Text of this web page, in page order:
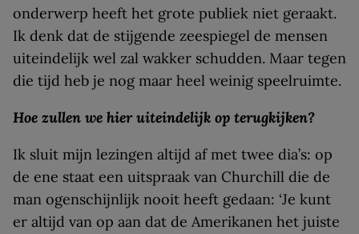
onderwerp heeft het grote publiek niet geraakt.
Ik denk dat de stijgende zeespiegel de mensen
uiteindelijk wel zal wakker schudden. Maar tegen
die tijd heb je nog maar heel weinig speelruimte.
Hoe zullen we hier uiteindelijk op terugkijken?
Ik sluit mijn lezingen altijd af met twee dia’s: op
de ene staat een uitspraak van Churchill die de
man ogenschijnlijk nooit heeft gedaan: ‘Je kunt
er altijd van op aan dat de Amerikanen het juiste